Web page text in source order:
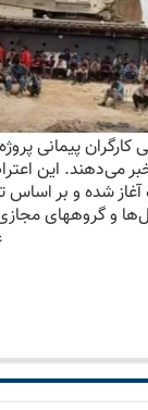
پیمانی
می‌دهند. این
شده و بر اساس
و گروههای مجازی